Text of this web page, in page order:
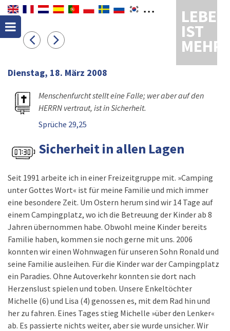
LEBEN
IST
MEHR
Dienstag, 18. März 2008
Menschenfurcht stellt eine Falle; wer aber auf den
HERRN vertraut, ist in Sicherheit.
Sprüche 29,25
Sicherheit in allen Lagen
Seit 1991 arbeite ich in einer Freizeitgruppe mit. »Camping
unter Gottes Wort« ist für meine Familie und mich immer
eine besondere Zeit. Um Ostern herum sind wir 14 Tage auf
einem Campingplatz, wo ich die Betreuung der Kinder ab 8
Jahren übernommen habe. Obwohl meine Kinder bereits
Familie haben, kommen sie noch gerne mit uns. 2006
konnten wir einen Wohnwagen für unseren Sohn Ronald und
seine Familie ausleihen. Für die Kinder war der Campingplatz
ein Paradies. Ohne Autoverkehr konnten sie dort nach
Herzenslust spielen und toben. Unsere Enkeltöchter
Michelle (6) und Lisa (4) genossen es, mit dem Rad hin und
her zu fahren. Eines Tages stieg Michelle »über den Lenker«
ab. Es passierte nichts weiter, aber sie wurde unsicher. Wir